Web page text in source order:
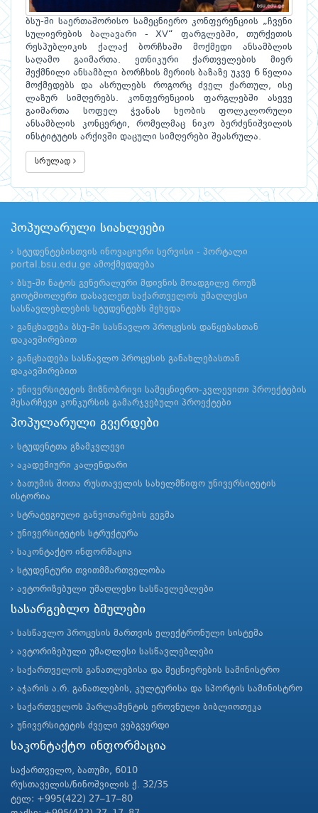
ბსუ-ში საერთაშორისო სამეცნიერო კონფერენციის „ჩვენი
სულიერების ბალავარი - XV“ ფარგლებში, თურქეთის
რესპუბლიკის ქალაქ ბორჩხაში მოქმედი ანსამბლის
საღამო გაიმართა. ეთნიკური ქართველების მიერ
შექმნილი ანსამბლი ბორჩხის მერიის ბაზაზე უკვე 6 წელია
მოქმედებს და ასრულებს როგორც ძველ ქართულ, ისე
ლაზურ სიმღერებს. კონფერენციის ფარგლებში ასევე
გაიმართა სოფელ ჭვანას ხეობის ფოლკლორული
ანსამბლის კონცერტი, რომელმაც ნიკო ბერძენიშვილის
ინსტიტუტის არქივში დაცული სიმღერები შეასრულა.
სრულად
პოპულარული სიახლეები
სტუდენტებისთვის ინოვაციური სერვისი - პორტალი
portal.bsu.edu.ge ამოქმედდება
ბსუ-ში ნატოს გენერალური მდივნის მოადგილე როუზ
გიოტმიოლერი დასავლეთ საქართველოს უმაღლესი
სასწავლებლების სტუდენტებს შეხვდა
განცხადება ბსუ-ში სასწავლო პროცესის დაწყებასთან
დაკავშირებით
განცხადება სასწავლო პროცესის განახლებასთან
დაკავშირებით
უნივერსიტეტის მიზნობრივი სამეცნიერო-კვლევითი პროექტების
შესარჩევი კონკურსის გამარჯვებული პროექტები
პოპულარული გვერდები
სტუდენტთა გზამკვლევი
აკადემიური კალენდარი
ბათუმის შოთა რუსთაველის სახელმწიფო უნივერსიტეტის
ისტორია
სტრატეგიული განვითარების გეგმა
უნივერსიტეტის სტრუქტურა
საკონტაქტო ინფორმაცია
სტუდენტური თვითმმართველობა
ავტორიზებული უმაღლესი სასწავლებლები
სასარგებლო ბმულები
სასწავლო პროცესის მართვის ელექტრონული სისტემა
ავტორიზებული უმაღლესი სასწავლებლები
საქართველოს განათლებისა და მეცნიერების სამინისტრო
აჭარის ა.რ. განათლების, კულტურისა და სპორტის სამინისტრო
საქართველოს პარლამენტის ეროვნული ბიბლიოთეკა
უნივერსიტეტის ძველი ვებგვერდი
საკონტაქტო ინფორმაცია
საქართველო, ბათუმი, 6010
რუსთაველის/ნინოშვილის ქ. 32/35
ტელ: +995(422) 27–17–80